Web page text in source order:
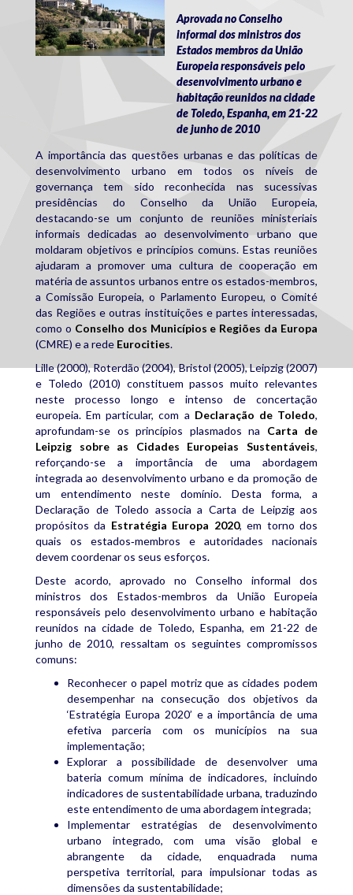
Aprovada no Conselho
informal dos ministros dos
Estados membros da União
Europeia responsáveis pelo
desenvolvimento urbano e
habitação reunidos na cidade
de Toledo, Espanha, em 21-22
de junho de 2010
A importância das questões urbanas e das políticas de
desenvolvimento urbano em todos os níveis de
governança tem sido reconhecida nas sucessivas
presidências do Conselho da União Europeia,
destacando-se um conjunto de reuniões ministeriais
informais dedicadas ao desenvolvimento urbano que
moldaram objetivos e princípios comuns. Estas reuniões
ajudaram a promover uma cultura de cooperação em
matéria de assuntos urbanos entre os estados-membros,
a Comissão Europeia, o Parlamento Europeu, o Comité
das Regiões e outras instituições e partes interessadas,
como o Conselho dos Municípios e Regiões da Europa
(CMRE) e a rede Eurocities.
Lille (2000), Roterdão (2004), Bristol (2005), Leipzig (2007)
e Toledo (2010) constituem passos muito relevantes
neste processo longo e intenso de concertação
europeia. Em particular, com a Declaração de Toledo,
aprofundam-se os princípios plasmados na Carta de
Leipzig sobre as Cidades Europeias Sustentáveis,
reforçando-se a importância de uma abordagem
integrada ao desenvolvimento urbano e da promoção de
um entendimento neste domínio. Desta forma, a
Declaração de Toledo associa a Carta de Leipzig aos
propósitos da Estratégia Europa 2020, em torno dos
quais os estados‑membros e autoridades nacionais
devem coordenar os seus esforços.
Deste acordo, aprovado no Conselho informal dos
ministros dos Estados-membros da União Europeia
responsáveis pelo desenvolvimento urbano e habitação
reunidos na cidade de Toledo, Espanha, em 21-22 de
junho de 2010, ressaltam os seguintes compromissos
comuns:
Reconhecer o papel motriz que as cidades podem
desempenhar na consecução dos objetivos da
‘Estratégia Europa 2020’ e a importância de uma
efetiva parceria com os municípios na sua
implementação;
Explorar a possibilidade de desenvolver uma
bateria comum mínima de indicadores, incluindo
indicadores de sustentabilidade urbana, traduzindo
este entendimento de uma abordagem integrada;
Implementar estratégias de desenvolvimento
urbano integrado, com uma visão global e
abrangente da cidade, enquadrada numa
perspetiva territorial, para impulsionar todas as
dimensões da sustentabilidade;